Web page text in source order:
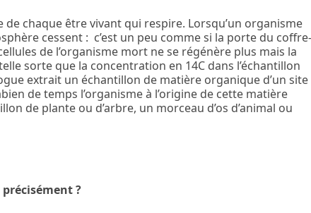
de chaque être vivant qui respire. Lorsqu’un organisme
cessent : c’est un peu comme si la porte du
de l’organisme mort ne se régénère plus mais la
sorte que la concentration en 14C dans l’échantillon
extrait un échantillon de matière organique d’un site
de temps l’organisme à l’origine de cette matière
de plante ou d’arbre, un morceau d’os d’animal ou
?